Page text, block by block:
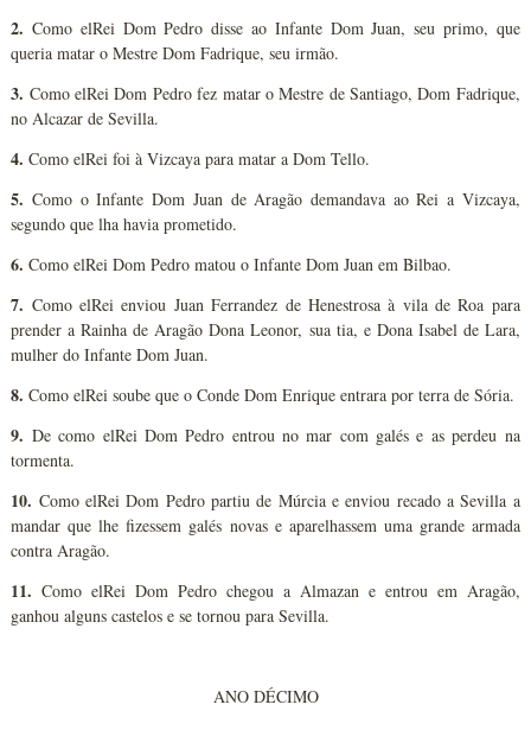
2. Como elRei Dom Pedro disse ao Infante Dom Juan, seu primo, que
queria matar o Mestre Dom Fadrique, seu irmão.
3. Como elRei Dom Pedro fez matar o Mestre de Santiago, Dom Fadrique,
no Alcazar de Sevilla.
4. Como elRei foi à Vizcaya para matar a Dom Tello.
5. Como o Infante Dom Juan de Aragão demandava ao Rei a Vizcaya,
segundo que lha havia prometido.
6. Como elRei Dom Pedro matou o Infante Dom Juan em Bilbao.
7. Como elRei enviou Juan Ferrandez de Henestrosa à vila de Roa para
prender a Rainha de Aragão Dona Leonor, sua tia, e Dona Isabel de Lara,
mulher do Infante Dom Juan.
8. Como elRei soube que o Conde Dom Enrique entrara por terra de Sória.
9. De como elRei Dom Pedro entrou no mar com galés e as perdeu na
tormenta.
10. Como elRei Dom Pedro partiu de Múrcia e enviou recado a Sevilla a
mandar que lhe fizessem galés novas e aparelhassem uma grande armada
contra Aragão.
11. Como elRei Dom Pedro chegou a Almazan e entrou em Aragão,
ganhou alguns castelos e se tornou para Sevilla.
ANO DÉCIMO